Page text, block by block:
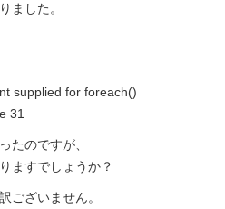
ました。
supplied for foreach()
31
たのですが、
ますでしょうか？
ございません。